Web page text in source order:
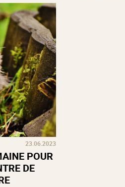
23.06.2023
POUR
DE